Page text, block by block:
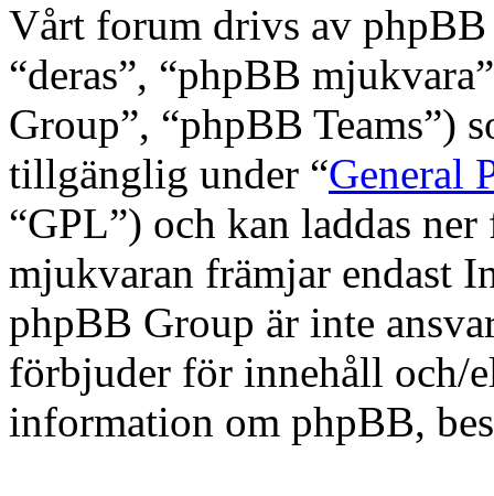
Vårt forum drivs av phpBB
“deras”, “phpBB
Group”, “phpBB Teams”)
tillgänglig under “General
“GPL”) och kan laddas
mjukvaran främjar endast
phpBB Group är inte
förbjuder för innehåll och/
information om phpBB,